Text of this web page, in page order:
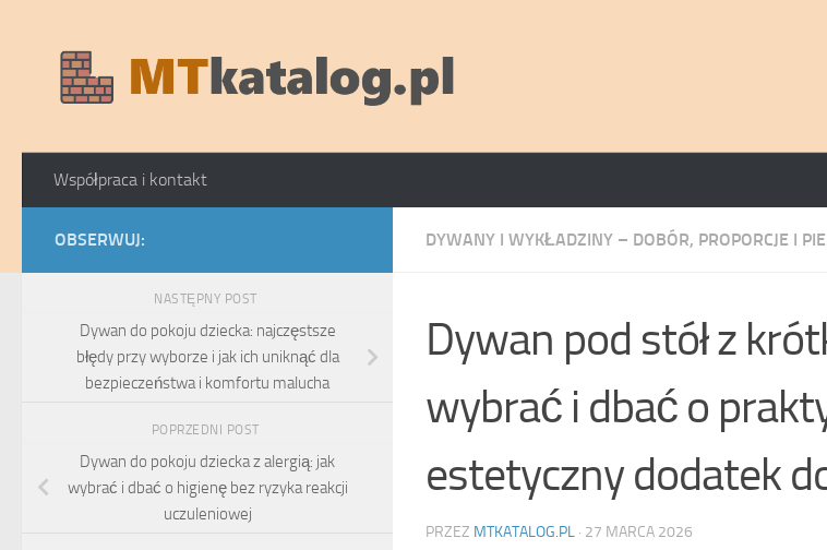
Współpraca i kontakt
DYWANY I WYKŁADZINY – DOBÓR, PROPORCJE I
Dywan pod stół z
wybrać i dbać o
estetyczny dodatek
PRZEZ MTKATALOG.PL · 27 MARCA 2026
OBSERWUJ:
NASTĘPNY POST
Dywan do pokoju dziecka: najczęstsze
błędy przy wyborze i jak ich uniknąć dla
bezpieczeństwa i komfortu malucha
POPRZEDNI POST
Dywan do pokoju dziecka z alergią: jak
wybrać i dbać o higienę bez ryzyka reakcji
uczuleniowej